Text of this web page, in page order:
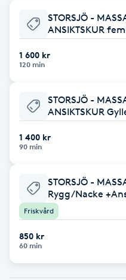
Babylights
Balayage
Barber
BIAB
Blowout
Bottenfärg
STORSJÖ -
ANSIKTSKUR
1 600 kr
120 min
STORSJÖ -
ANSIKTSKUR
1 400 kr
90 min
STORSJÖ -
Rygg/Nacke
Friskvård
850 kr
60 min